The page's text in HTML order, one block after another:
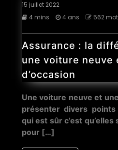
15 juillet 2022
4 mins
4 ans 562
Assurance : la
une voiture neuve
d’occasion
Une voiture neuve et
présenter divers
qui est sûr c’est
pour […]